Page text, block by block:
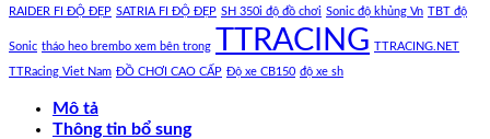
RAIDER FI ĐỘ ĐẸP SATRIA FI ĐỘ ĐẸP SH 350i độ đồ chơi Sonic độ khủng Vn TBT độ
Sonic tháo heo brembo xem bên trong TTRACING TTRACING.NET
TTRacing Viet Nam ĐỒ CHƠI CAO CẤP Độ xe CB150 độ xe sh
Mô tả
Thông tin bổ sung